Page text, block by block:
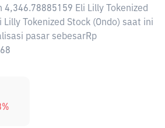
Eli Lilly Tokenized
Lilly Tokenized Stock (Ondo) saat ini
pasar sebesarRp
%